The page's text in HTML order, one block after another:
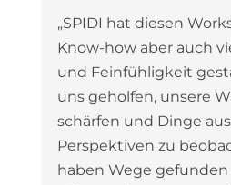
„SPIDI hat diesen
Know-how aber auch
und Feinfühligkeit
uns geholfen, unsere
schärfen und Dinge
Perspektiven zu
haben Wege